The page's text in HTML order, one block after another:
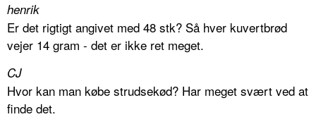
henrik
Er det rigtigt angivet med 48 stk? Så hver kuvertbrød
vejer 14 gram - det er ikke ret meget.
CJ
Hvor kan man købe strudsekød? Har meget svært ved at
finde det.